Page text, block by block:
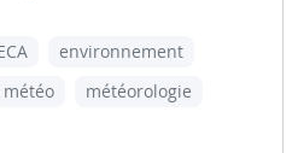
environnement
météo
météorologie